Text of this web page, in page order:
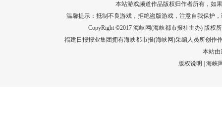
本站游戏频道作品版权归作者所有，如
温馨提示：抵制不良游戏，拒绝盗版游戏，注意自我保护
CopyRight ©2017 海峡网(海峡都市报社主办) 版权
福建日报报业集团拥有海峡都市报(海峡网)采编人员所创作
本站由
版权说明
|海峡